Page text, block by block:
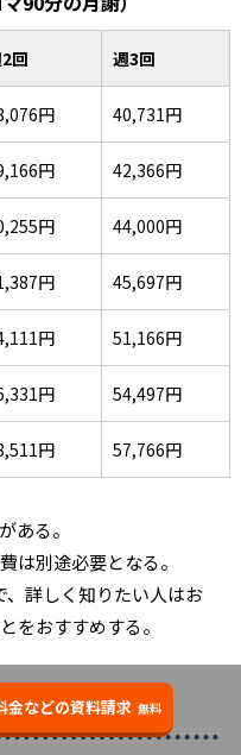
回 週3回
円 40,731円
円 42,366円
円 44,000円
円 45,697円
円 51,166円
円 54,497円
円 57,766円
ある。
は別途必要となる。
詳しく知りたい人はお
をおすすめする。
くある質問
金などの資料請求 無料